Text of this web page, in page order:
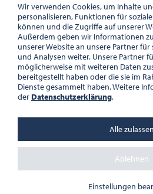
Förderungen
Logo
ÖSTERREICHISCHE
GESELLSCHAFT FÜR LITERATUR
PALAIS WILCZEK, HERRENGASSE
ZVR-NR.: 508018443
16:00 UHR, FR 10:00 – 13:00 UHR
Wir verwenden Cookies, um Inhalte
personalisieren, Funktionen für
können und die Zugriffe auf unserer
Außerdem geben wir Informationen
unserer Website an unsere Partner
und Analysen weiter. Unsere Partner
möglicherweise mit weiteren Daten
bereitgestellt haben oder die sie im
Dienste gesammelt haben. Weitere
der Datenschutzerklärung.
Einstellungen
Ablehnen
Alle zulassen